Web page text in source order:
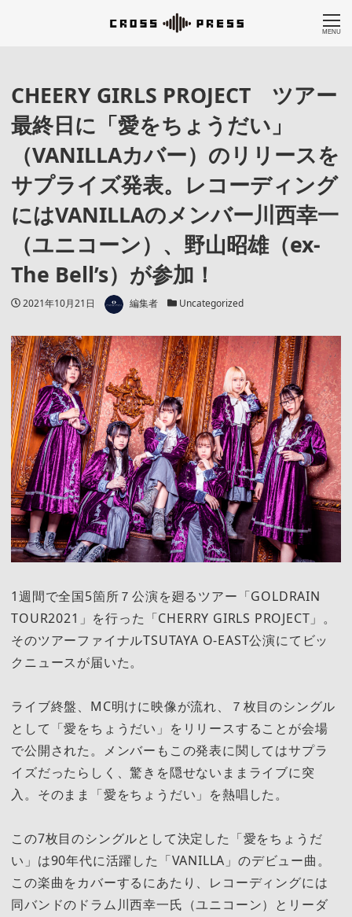
MENU
CHEERY GIRLS PROJECT ツアー
最終日に「愛をちょうだい」
（VANILLAカバー）のリリースを
サプライズ発表。レコーディング
にはVANILLAのメンバー川西幸一
（ユニコーン）、野山昭雄（ex-
The Bell’s）が参加！
投稿日
2021年10月21日 著者 編集者 カテゴリー
Uncategorized
1週間で全国5箇所７公演を廻るツアー「GOLDRAIN
TOUR2021」を行った「CHERRY GIRLS PROJECT」。
そのツアーファイナルTSUTAYA O-EAST公演にてビッ
クニュースが届いた。
ライブ終盤、MC明けに映像が流れ、７枚目のシングル
として「愛をちょうだい」をリリースすることが会場
で公開された。メンバーもこの発表に関してはサプラ
イズだったらしく、驚きを隠せないままライブに突
入。そのまま「愛をちょうだい」を熱唱した。
この7枚目のシングルとして決定した「愛をちょうだ
い」は90年代に活躍した「VANILLA」のデビュー曲。
この楽曲をカバーするにあたり、レコーディングには
同バンドのドラム川西幸一氏（ユニコーン）とリーダ